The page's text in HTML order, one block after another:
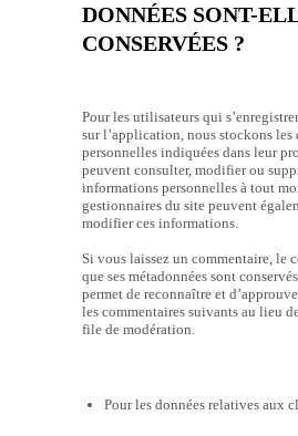
DONNÉES SONT-
CONSERVÉES ?
Pour les utilisateurs qui
sur l’application, nous stockons les
personnelles indiquées dans leur
peuvent consulter, modifier ou
informations personnelles à tout
gestionnaires du site peuvent
modifier ces informations.
Si vous laissez un commentaire, le
que ses métadonnées sont
permet de reconnaître et
les commentaires suivants au lieu
file de modération.
Pour les données relatives aux